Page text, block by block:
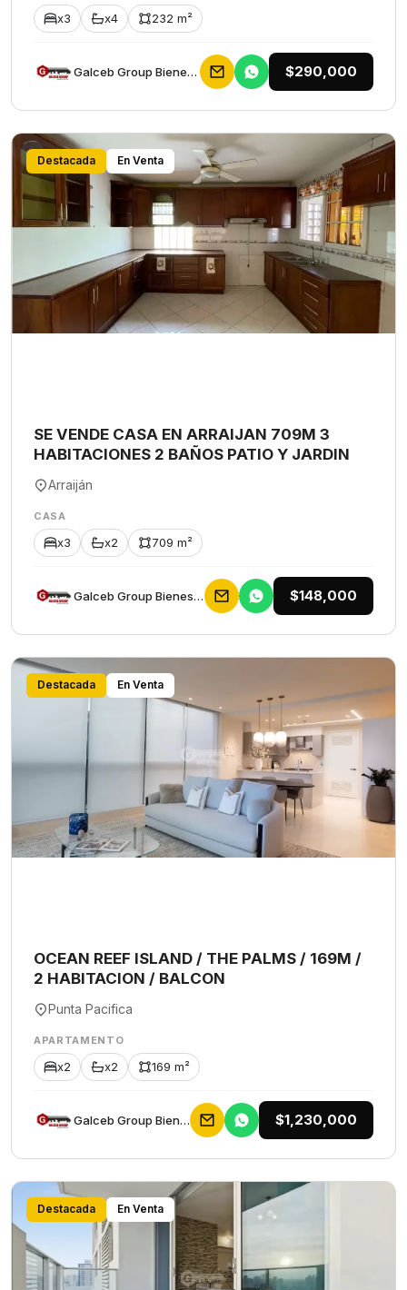
x3 x4 232 m²
Galceb Group Bienes Raices $290,000
Destacada En Venta
SE VENDE CASA EN ARRAIJAN 709M 3
HABITACIONES 2 BAÑOS PATIO Y JARDIN
Arraiján
CASA
x3 x2 709 m²
Galceb Group Bienes Raices $148,000
Destacada En Venta
OCEAN REEF ISLAND / THE PALMS / 169M /
2 HABITACION / BALCON
Punta Pacifica
APARTAMENTO
x2 x2 169 m²
Galceb Group Bienes Raices $1,230,000
Destacada En Venta